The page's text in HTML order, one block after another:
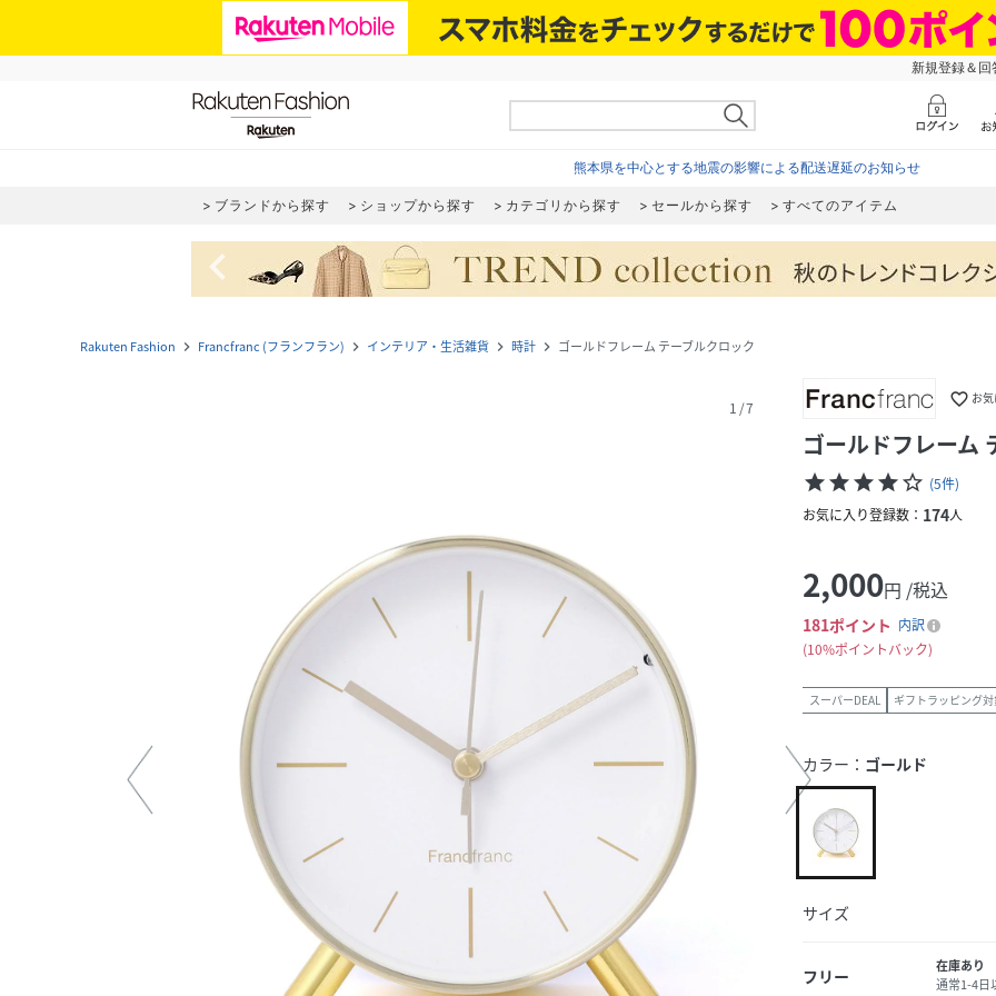
新規登録＆
熊本県を中心とする地震の影響による配送遅延のお知らせ
ブランドから探す ショップから探す カテゴリから探す セールから探す すべてのアイテム
navigate_before
Rakuten Fashion navigate_next Francfranc (フランフラン) navigate_next インテリア・生活雑貨 navigate_next 時計 navigate_next ゴールドフレーム テーブルクロック
1 /7 favorite_border お
ゴールドフレーム
starstarstarstarstar_border (5件)
お気に入り登録数： 174人
2,000円 /税込
181ポイント 内訳
10%ポイントバック
スーパーDEAL ギフトラッピング対
カラー： ゴールド
サイズ
フリー
在庫あり
通常1-4日